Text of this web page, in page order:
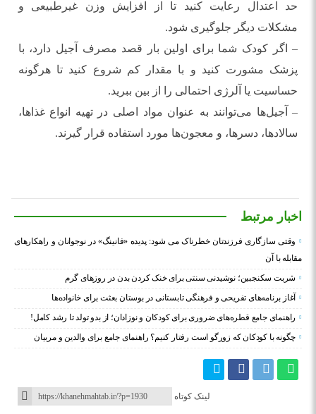
حد اعتدال رعایت کنید تا از افزایش وزن غیرطبیعی و
مشکلات دیگر جلوگیری شود.
– اگر کودک شما برای اولین بار قصد مصرف آجیل دارد، با
پزشک مشورت کنید و با مقدار کم شروع کنید تا هرگونه
حساسیت یا آلرژی احتمالی را از بین ببرید.
– آجیل‌ها می‌توانند به عنوان مواد اصلی در تهیه انواع غذاها،
سالاد‌ها، دسرها، و معجون‌ها مورد استفاده قرار گیرند.
اخبار مرتبط
وقتی سازگاری فرزندتان خطرناک می شود: پدیده «فانینگ» در نوجوانان و راهکارهای
مقابله با آن
شربت سکنجبین؛ نوشیدنی سنتی برای خنک‌ کردن بدن در روزهای گرم
آغاز برنامه‌های تفریحی و فرهنگی تابستانی در بوستان بعثت برای خانواده‌ها
راهنمای جامع قطره‌های ضروری برای کودکان و نوزادان؛ از بدو تولد تا رشد کامل!
چگونه با کودکان که زورگو است رفتار کنیم؟ راهنمای جامع برای والدین و مربیان
لینک کوتاه